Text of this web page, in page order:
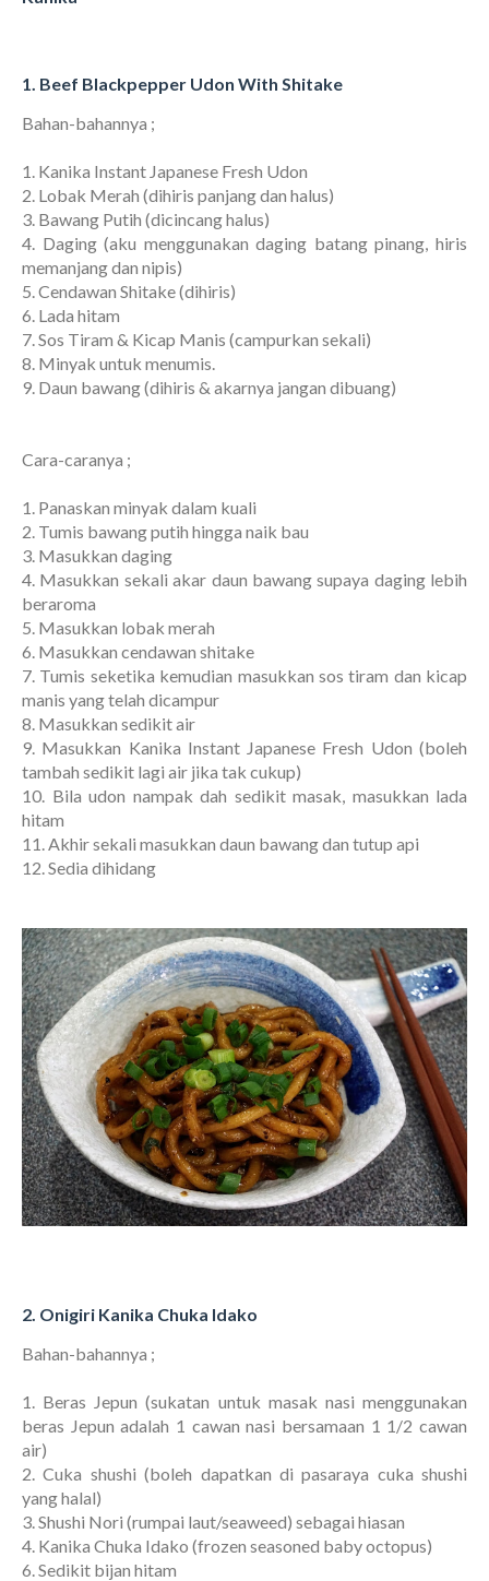
1. Beef Blackpepper Udon With Shitake
Bahan-bahannya ;
1. Kanika Instant Japanese Fresh Udon
2. Lobak Merah (dihiris panjang dan halus)
3. Bawang Putih (dicincang halus)
4. Daging (aku menggunakan daging batang pinang, hiris
memanjang dan nipis)
5. Cendawan Shitake (dihiris)
6. Lada hitam
7. Sos Tiram & Kicap Manis (campurkan sekali)
8. Minyak untuk menumis.
9. Daun bawang (dihiris & akarnya jangan dibuang)
Cara-caranya ;
1. Panaskan minyak dalam kuali
2. Tumis bawang putih hingga naik bau
3. Masukkan daging
4. Masukkan sekali akar daun bawang supaya daging lebih
beraroma
5. Masukkan lobak merah
6. Masukkan cendawan shitake
7. Tumis seketika kemudian masukkan sos tiram dan kicap
manis yang telah dicampur
8. Masukkan sedikit air
9. Masukkan Kanika Instant Japanese Fresh Udon (boleh
tambah sedikit lagi air jika tak cukup)
10. Bila udon nampak dah sedikit masak, masukkan lada
hitam
11. Akhir sekali masukkan daun bawang dan tutup api
12. Sedia dihidang
2. Onigiri Kanika Chuka Idako
Bahan-bahannya ;
1. Beras Jepun (sukatan untuk masak nasi menggunakan
beras Jepun adalah 1 cawan nasi bersamaan 1 1/2 cawan
air)
2. Cuka shushi (boleh dapatkan di pasaraya cuka shushi
yang halal)
3. Shushi Nori (rumpai laut/seaweed) sebagai hiasan
4. Kanika Chuka Idako (frozen seasoned baby octopus)
6. Sedikit bijan hitam